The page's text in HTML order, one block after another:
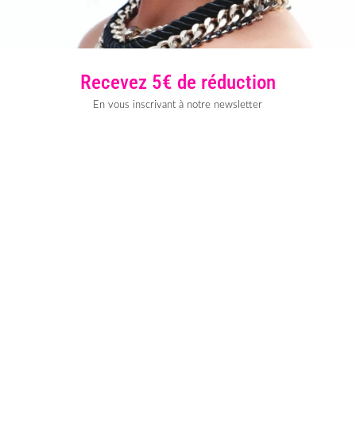
Recevez 5€ de réduction
En vous inscrivant à notre newsletter